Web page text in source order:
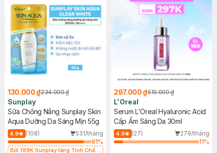
130.000 ₫234.000 ₫
Sunplay
Sữa Chống Nắng Sunplay Skin
Aqua Dưỡng Da Sáng Mịn 55g
4.9 (108)
531/tháng
91%
Bill 199K Sunplay tặng Tinh Chất
297.000 ₫519.000 ₫
L'Oreal
Serum L'Oreal Hyaluronic Acid
Cấp Ẩm Sáng Da 30ml
4.9 (27)
279/tháng
11%